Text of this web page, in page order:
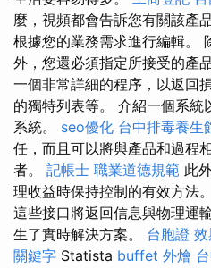
麼，視頻都會告訴您有關該產
根據您的業務需求進行編輯。
外，您還必須指定所接受的產
一個非常詳細的程序，以返回
的獨特列表等。 介紹一個系統
系統。 seo優化 台中排毒養生
任，而且可以將與產品和過程
者。 記帳士 職業道德規範 此
理收益時保持控制的有效方法。
這些接口將返回信息與物理運
生了實時解決方案。 台胞證 效
關鍵字 Statista buffet 外燴